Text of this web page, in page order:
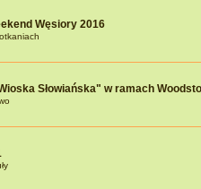
Węsiory 2016
Słowiańska" w ramach